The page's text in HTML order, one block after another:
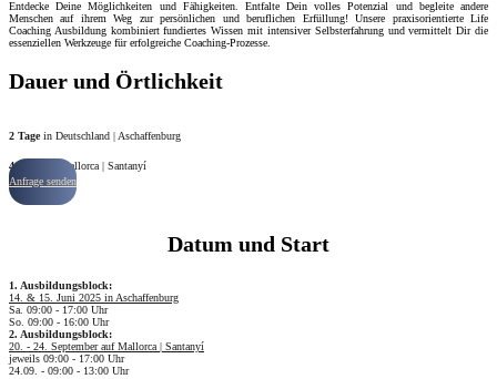
Entdecke Deine Möglichkeiten und Fähigkeiten. Entfalte Dein volles Potenzial und begleite andere
Menschen auf ihrem Weg zur persönlichen und beruflichen Erfüllung! Unsere praxisorientierte Life
Coaching Ausbildung kombiniert fundiertes Wissen mit intensiver Selbsterfahrung und vermittelt Dir die
essenziellen Werkzeuge für erfolgreiche Coaching-Prozesse.
Dauer und Örtlichkeit
2 Tagein Deutschland | Aschaffenburg
4 Tage
auf Mallorca | Santanyí
Anfrage senden
Datum und Start
1. Ausbildungsblock:
14. & 15. Juni 2025 in Aschaffenburg
Sa. 09:00 - 17:00 Uhr
So. 09:00 - 16:00 Uhr
2. Ausbildungsblock:
20. - 24. September auf Mallorca | Santanyí
jeweils 09:00 - 17:00 Uhr
24.09. - 09:00 - 13:00 Uhr